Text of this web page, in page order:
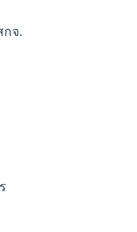
กจ.